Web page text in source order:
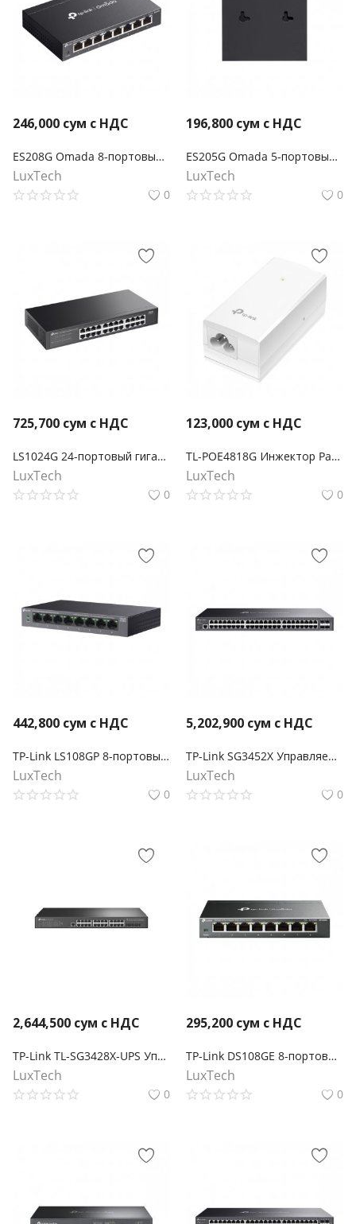
246,000 сум с НДС
ES208G Omada 8-портовый гигабитный Easy Managed коммутатор
LuxTech
0
196,800 сум с НДС
ES205G Omada 5-портовый гигабитный Easy Managed коммутатор
LuxTech
0
725,700 сум с НДС
LS1024G 24-портовый гигабитный настольный/стоечный коммутатор
LuxTech
0
123,000 сум с НДС
TL-POE4818G Инжектор Passive PoE 48В
LuxTech
0
442,800 сум с НДС
TP-Link LS108GP 8-портовый гигабитный настольный коммутатор с 8 портами PoE+
LuxTech
0
5,202,900 сум с НДС
TP-Link SG3452X Управляемый коммутатор Omada уровня 2+ с 48 гигабитными портами и 4 портами SFP+
LuxTech
0
2,644,500 сум с НДС
TP-Link TL-SG3428X-UPS Управляемый коммутатор JetStream уровня 2+ с 24 гигабитными портами RJ45, 4 портами SFP+ и источником бесперебойного питания
LuxTech
0
295,200 сум с НДС
TP-Link DS108GE 8-портовый гигабитный Easy Smart-коммутатор Omada
LuxTech
0